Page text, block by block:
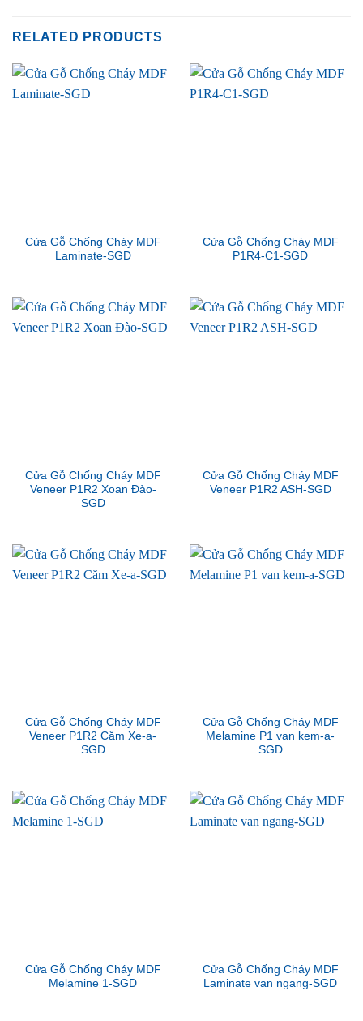
RELATED PRODUCTS
Cửa Gỗ Chống Cháy MDF
Laminate-SGD
Cửa Gỗ Chống Cháy MDF
P1R4-C1-SGD
Cửa Gỗ Chống Cháy MDF
Veneer P1R2 Xoan Đào-
SGD
Cửa Gỗ Chống Cháy MDF
Veneer P1R2 ASH-SGD
Cửa Gỗ Chống Cháy MDF
Veneer P1R2 Căm Xe-a-
SGD
Cửa Gỗ Chống Cháy MDF
Melamine P1 van kem-a-
SGD
Cửa Gỗ Chống Cháy MDF
Melamine 1-SGD
Cửa Gỗ Chống Cháy MDF
Laminate van ngang-SGD